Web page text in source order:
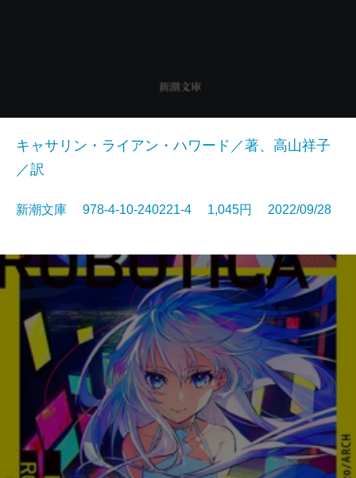
キャサリン・ライアン・ハワード／著、高山祥子
／訳
新潮文庫 978-4-10-240221-4 1,045円 2022/09/28